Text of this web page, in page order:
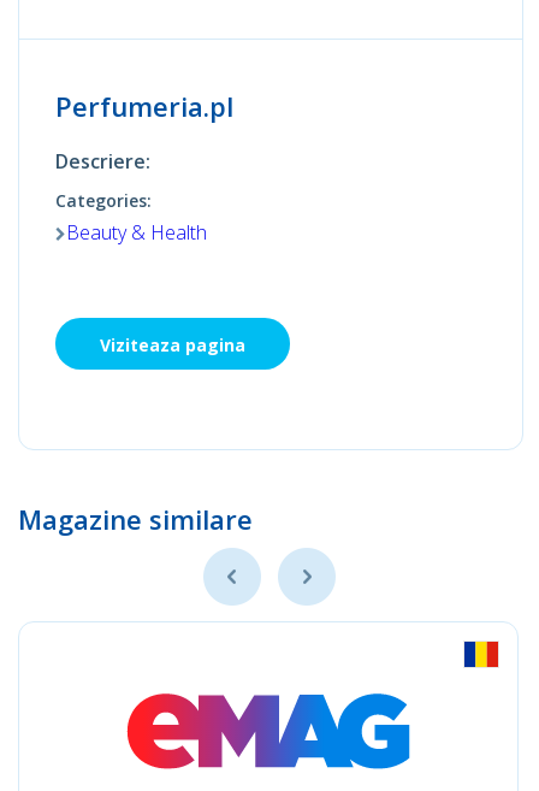
Perfumeria.pl
Descriere:
Categories:
Beauty & Health
Viziteaza pagina
Magazine similare